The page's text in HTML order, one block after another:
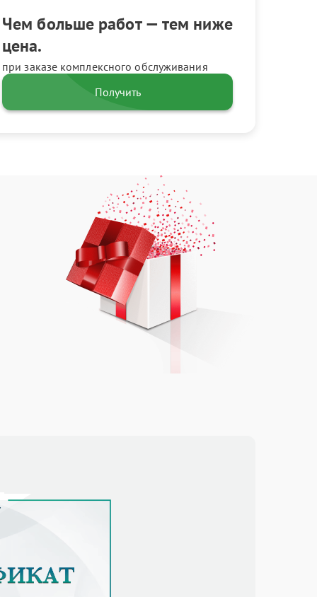
Чем больше работ — тем ниже
цена.
при заказе комплексного обслуживания
Получить